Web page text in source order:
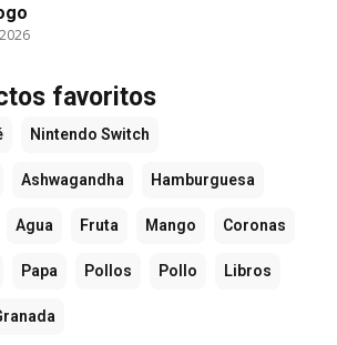
favoritos
Nintendo Switch
Ashwagandha Hamburguesa
Agua Fruta Mango Coronas
Papa Pollos Pollo Libros